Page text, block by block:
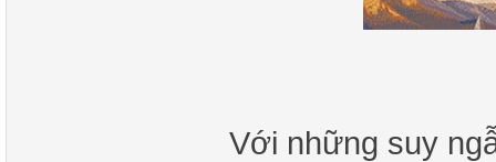
Với những suy